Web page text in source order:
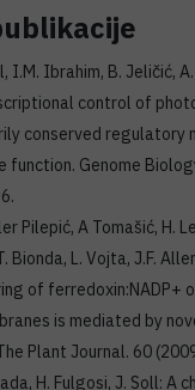
I.M. Ibrahim, B. Jeličić,
control of
conserved regulatory
function. Genome
Pilepić, A Tomašić, H.
Bionda, L. Vojta, J.F.
of ferredoxin:NADP+
is mediated by
Plant Journal. 60
H. Fulgosi, J. Soll: A